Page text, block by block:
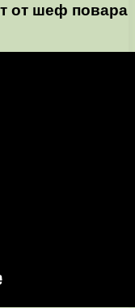
от шеф повара